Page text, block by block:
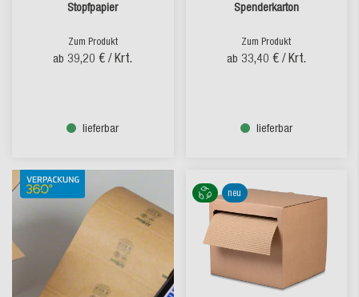
Stopfpapier
Zum Produkt
ab 39,20 € / Krt.
lieferbar
Spenderkarton
Zum Produkt
ab 33,40 € / Krt.
lieferbar
neu